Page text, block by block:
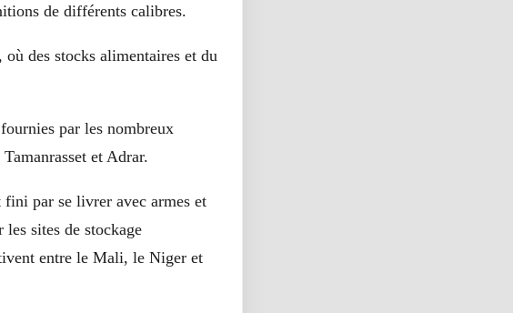
de différents calibres.
des stocks alimentaires et du
par les nombreux
et Adrar.
par se livrer avec armes et
sites de stockage
entre le Mali, le Niger et